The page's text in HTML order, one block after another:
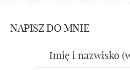
NAPISZ DO MNIE
Imię i nazwisko